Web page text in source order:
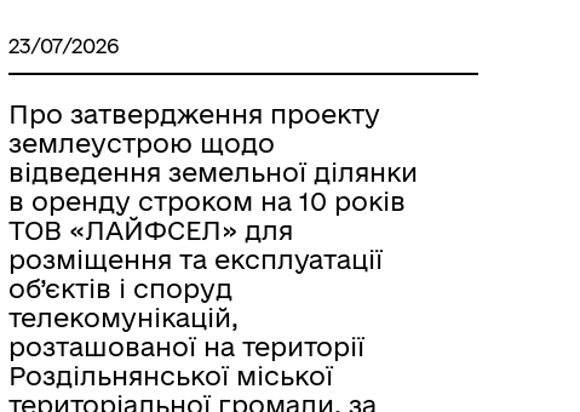
23/07/2026
Про затвердження проекту
землеустрою щодо
відведення земельної ділянки
в оренду строком на 10 років
ТОВ «ЛАЙФСЕЛ» для
розміщення та експлуатації
об’єктів і споруд
телекомунікацій,
розташованої на території
Роздільнянської міської
територіальної громади, за